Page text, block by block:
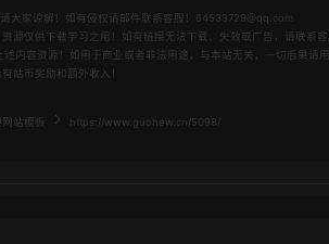
大家谅解！如有侵权请邮件联系客服！64533729@qq.com
源仅供下载学习之用！如有链接无法下载、失效或广告，请联系客
内容资源！如用于商业或者非法用途，与本站无关，一切后果请用
站币奖励和额外收入！
站模板 https://www.guohew.cn/5098/